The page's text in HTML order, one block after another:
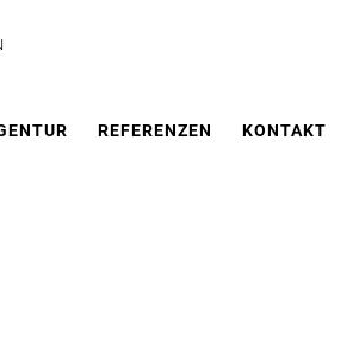
REFERENZEN KONTAKT